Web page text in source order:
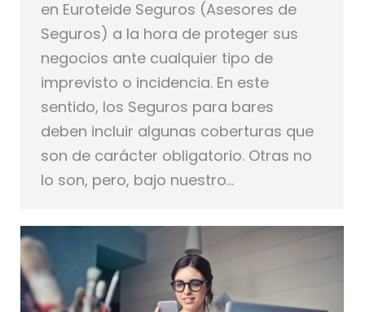
en Euroteide Seguros (Asesores de
Seguros) a la hora de proteger sus
negocios ante cualquier tipo de
imprevisto o incidencia. En este
sentido, los Seguros para bares
deben incluir algunas coberturas que
son de carácter obligatorio. Otras no
lo son, pero, bajo nuestro…